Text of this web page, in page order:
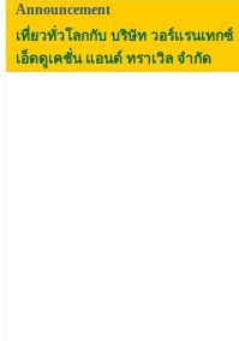
Announcement
เที่ยวทั่วโลกกับ บริษัท วอร์แรนเทกซ์
เอ็ดดูเคชั่น แอนด์ ทราเวิล จำกัด